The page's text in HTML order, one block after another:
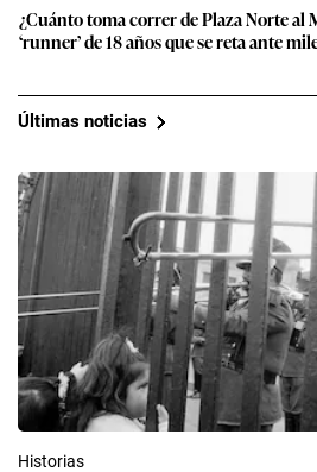
¿Cuánto toma correr de Plaza Norte al
‘runner’ de 18 años que se reta ante
Últimas noticias
Historias